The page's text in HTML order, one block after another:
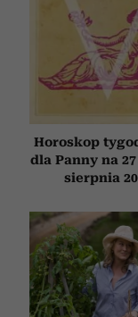
Horoskop
dla Panny na
sierpnia